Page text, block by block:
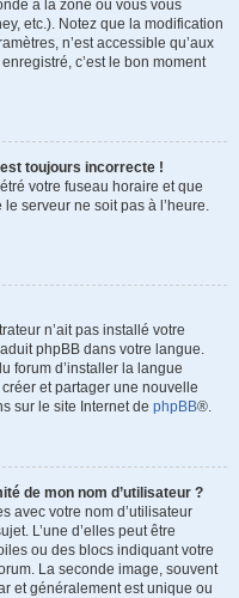
à la zone où vous vous
etc.). Notez que la modification
n’est accessible qu’aux
c’est le bon moment
toujours incorrecte !
votre fuseau horaire et que
serveur ne soit pas à l’heure.
n’ait pas installé votre
phpBB dans votre langue.
forum d’installer la langue
et partager une nouvelle
sur le site Internet de phpBB®.
de mon nom d’utilisateur ?
avec votre nom d’utilisateur
L’une d’elles peut être
ou des blocs indiquant votre
La seconde image, souvent
et généralement est unique ou